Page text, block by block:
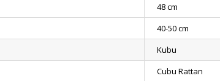
48 cm
40-50 cm
Kubu
Cubu Rattan